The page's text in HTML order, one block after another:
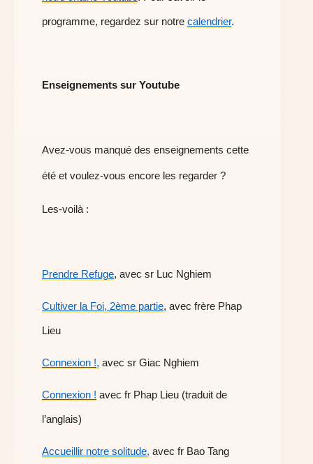
programme, regardez sur notre calendrier.
Enseignements sur Youtube
Avez-vous manqué des enseignements cette
été et voulez-vous encore les regarder ?
Les-voilà :
Prendre Refuge, avec sr Luc Nghiem
Cultiver la Foi, 2ème partie, avec frère Phap
Lieu
Connexion !, avec sr Giac Nghiem
Connexion ! avec fr Phap Lieu (traduit de
l’anglais)
Accueillir notre solitude, avec fr Bao Tang